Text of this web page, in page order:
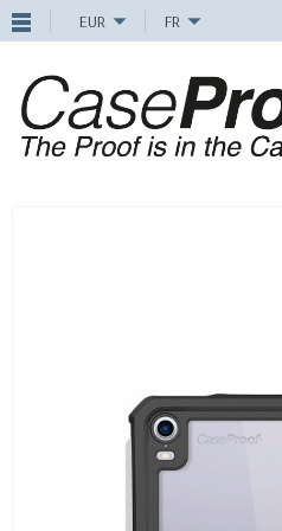
EUR FR